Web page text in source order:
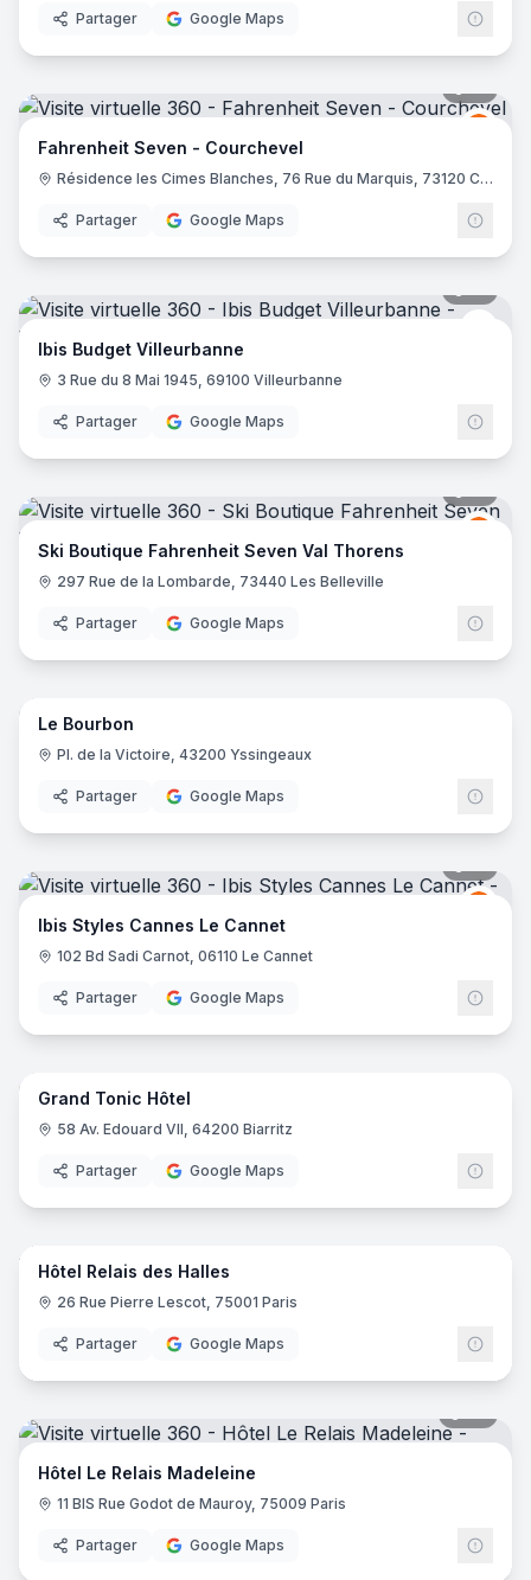
Partager Google Maps
Fahrenheit Seven - Courchevel
Résidence les Cimes Blanches, 76 Rue du Marquis, 73120 Courchevel
Partager Google Maps
Ibis
Ibis Budget Villeurbanne
3 Rue du 8 Mai 1945, 69100 Villeurbanne
Partager Google Maps
Ski Boutique Fahrenheit Seven Val Thorens
297 Rue de la Lombarde, 73440 Les Belleville
Partager Google Maps
16
Le Bourbon
Pl. de la Victoire, 43200 Yssingeaux
Partager Google Maps
Ibis
Ibis Styles Cannes Le Cannet
102 Bd Sadi Carnot, 06110 Le Cannet
Partager Google Maps
10
Grand Tonic Hôtel
58 Av. Edouard VII, 64200 Biarritz
Partager Google Maps
17
Hôtel Relais des Halles
26 Rue Pierre Lescot, 75001 Paris
Partager Google Maps
Hôtel Le Relais Madeleine
11 BIS Rue Godot de Mauroy, 75009 Paris
Partager Google Maps